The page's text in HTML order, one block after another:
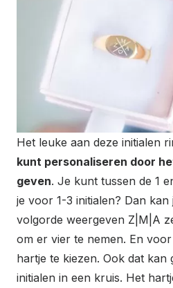
Het leuke aan deze initialen
kunt personaliseren door
geven. Je kunt tussen de 1
je voor 1-3 initialen? Dan kan
volgorde weergeven Z|M|A
om er vier te nemen. En
hartje te kiezen. Ook dat kan
initialen in een kruis. Het